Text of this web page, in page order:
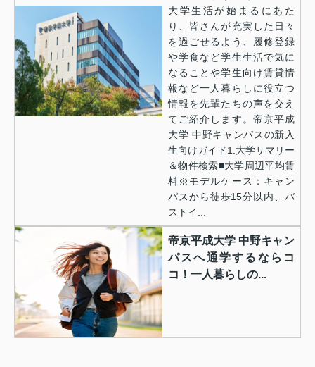
大学生活が始まるにあた
り、皆さんが充実した日々
を過ごせるよう、履修登録
や学食など学生生活で気に
なることや学生向け賃貸情
報など一人暮らしに役立つ
情報を先輩たちの声を交え
てご紹介します。帝京平成
大学 中野キャンパスの新入
生向けガイド1.大学サマリー
＆物件検索■大学周辺平均賃
料※モデルケース：キャン
パスから徒歩15分以内、バ
ストイ...
帝京平成大学 中野キャン
パスへ通学するならコ
コ！一人暮らしの...